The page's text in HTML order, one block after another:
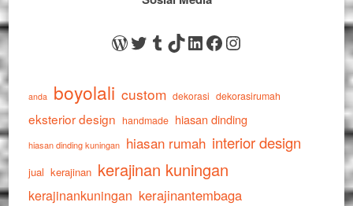
WordPress
Twitter
Tumblr
TikTok
LinkedIn
Facebook
Instagram
anda boyolali custom dekorasi dekorasirumah
eksterior design handmade hiasan dinding
hiasan dinding kuningan hiasan rumah interior design
jual kerajinan kerajinan kuningan
kerajinankuningan kerajinantembaga